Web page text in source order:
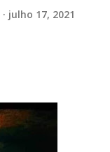
julho 17, 2021